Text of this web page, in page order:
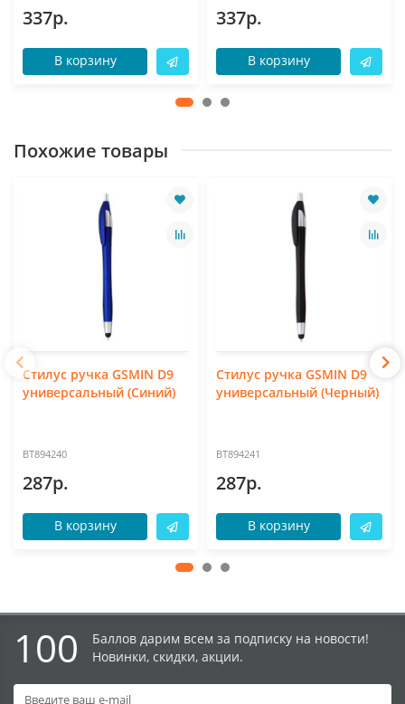
337р.
В корзину
337р.
В корзину
Похожие товары
Стилус ручка GSMIN D9
универсальный (Синий)
BT894240
287р.
В корзину
Стилус ручка GSMIN D9
универсальный (Черный)
BT894241
287р.
В корзину
100
Баллов дарим всем за подписку на новости!
Новинки, скидки, акции.